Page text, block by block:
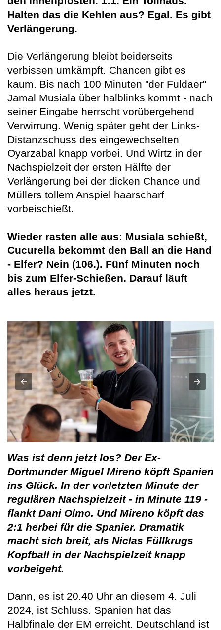
Halten das die Kehlen aus? Egal. Es gibt
Verlängerung.
Die Verlängerung bleibt beiderseits
verbissen umkämpft. Chancen gibt es
kaum. Bis nach 100 Minuten "der Fuldaer"
Jamal Musiala über halblinks kommt - nach
seiner Eingabe herrscht vorübergehend
Verwirrung. Wenig später geht der Links-
Distanzschuss des eingewechselten
Oyarzabal knapp vorbei. Und Wirtz in der
Nachspielzeit der ersten Hälfte der
Verlängerung bei der dicken Chance und
Müllers tollem Anspiel haarscharf
vorbeischießt.
Wieder rasten alle aus: Musiala schießt,
Cucurella bekommt den Ball an die Hand
- Elfer? Nein (106.). Fünf Minuten noch
bis zum Elfer-Schießen. Darauf läuft
alles heraus jetzt.
Was ist denn jetzt los? Der Ex-
Dortmunder Miguel Mireno köpft Spanien
ins Glück. In der vorletzten Minute der
regulären Nachspielzeit - in Minute 119 -
flankt Dani Olmo. Und Mireno köpft das
2:1 herbei für die Spanier. Dramatik
macht sich breit, als Niclas Füllkrugs
Kopfball in der Nachspielzeit knapp
vorbeigeht.
Dann, es ist 20.40 Uhr an diesem 4. Juli
2024, ist Schluss. Spanien hat das
Halbfinale der EM erreicht. Deutschland ist